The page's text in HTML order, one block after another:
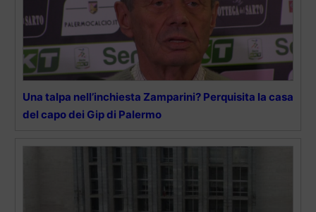
Una talpa nell’inchiesta Zamparini? Perquisita la casa
del capo dei Gip di Palermo